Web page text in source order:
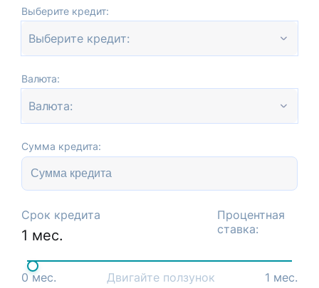
Выберите кредит:
Выберите кредит:
Валюта:
Валюта:
Сумма кредита:
Срок кредита
1 мес.
Процентная
ставка:
0 мес. Двигайте ползунок 1 мес.